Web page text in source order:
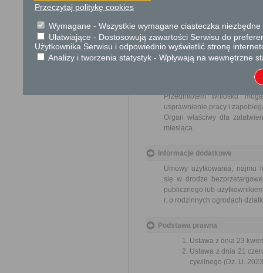
Brak
Skargi i wnioski
Przedmiotem skargi może
ich pracowników, naruszenie
Przedmiotem wniosku
usprawnienie pracy i
Organ właściwy dla
miesiąca.
Informacje dodatkowe
Umowy użytkowania, najmu
się w drodze
publicznego lub
r. o rodzinnych ogrodach
Podstawa prawna
Ustawa z dnia 23
Ustawa z dnia 21
cywilnego (Dz. U.
Przeczytaj politykę cookies
Wymagane - Wszystkie wymagane ciasteczka
Ułatwiające - Dostosowują zawartości Serwisu do
Użytkownika Serwisu i odpowiednio wyświetlić stronę
Analizy i tworzenia statystyk - Wpływają na wewnętrzne